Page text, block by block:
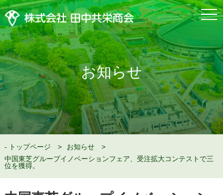
お知らせ
トップページ
お知らせ
中国東芝グループイノベーションフェア、受注拡大コンテストで三
位を獲得。